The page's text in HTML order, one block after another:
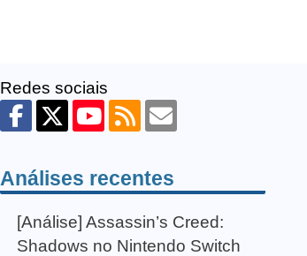
Redes sociais
Análises recentes
[Análise] Assassin’s Creed:
Shadows no Nintendo Switch